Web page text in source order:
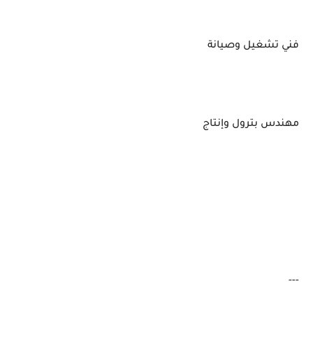
فني تشغيل وصيانة
مهندس بترول وإنتاج
---